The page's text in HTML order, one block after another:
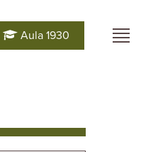
Aula 1930